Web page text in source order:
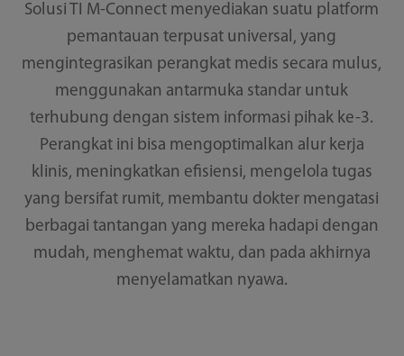
Solusi TI M-Connect menyediakan suatu platform
pemantauan terpusat universal, yang
mengintegrasikan perangkat medis secara mulus,
menggunakan antarmuka standar untuk
terhubung dengan sistem informasi pihak ke-3.
Perangkat ini bisa mengoptimalkan alur kerja
klinis, meningkatkan efisiensi, mengelola tugas
yang bersifat rumit, membantu dokter mengatasi
berbagai tantangan yang mereka hadapi dengan
mudah, menghemat waktu, dan pada akhirnya
menyelamatkan nyawa.